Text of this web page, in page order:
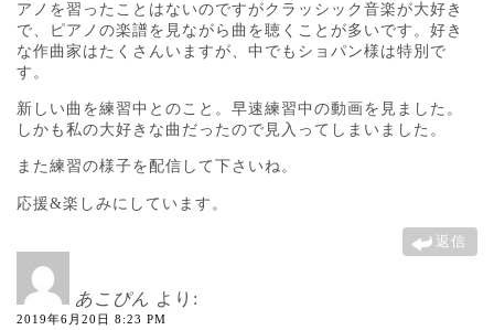
アノを習ったことはないのですがクラッシック音楽が大好き
で、ピアノの楽譜を見ながら曲を聴くことが多いです。好き
な作曲家はたくさんいますが、中でもショパン様は特別で
す。
新しい曲を練習中とのこと。早速練習中の動画を見ました。
しかも私の大好きな曲だったので見入ってしまいました。
また練習の様子を配信して下さいね。
応援&楽しみにしています。
返信
あこぴん より:
2019年6月20日 8:23 PM